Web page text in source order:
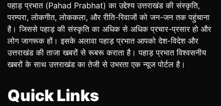
पहाड़ प्रभात (Pahad Prabhat) का उद्देश्य उत्तराखंड की संस्कृति,
परम्परा, लोकगीत, लोककला, और रीति-रिवाजों को जन-जन तक पहुंचाना
है। जिससे पहाड़ की संस्कृति का अधिक से अधिक प्रचार-प्रसार हो और
लोग जागरूक हों। इसके अलावा पहाड़ प्रभात आपको देश-विदेश और
उत्तराखंड की ताजा खबरों से रूबरू कराता है। पहाड़ प्रभात विश्वसनीय
खबरों के साथ उत्तराखंड का तेजी से उभरता एक न्यूज पोर्टल है।
Quick Links